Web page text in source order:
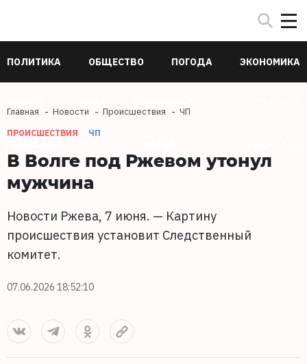
ПОЛИТИКА ОБЩЕСТВО ПОГОДА ЭКОНОМИКА
Главная Новости Происшествия ЧП
ПРОИСШЕСТВИЯ ЧП
В Волге под Ржевом утонул
мужчина
Новости Ржева, 7 июня. — Картину
происшествия установит Следственный
комитет.
07.06.2026 18:52:10